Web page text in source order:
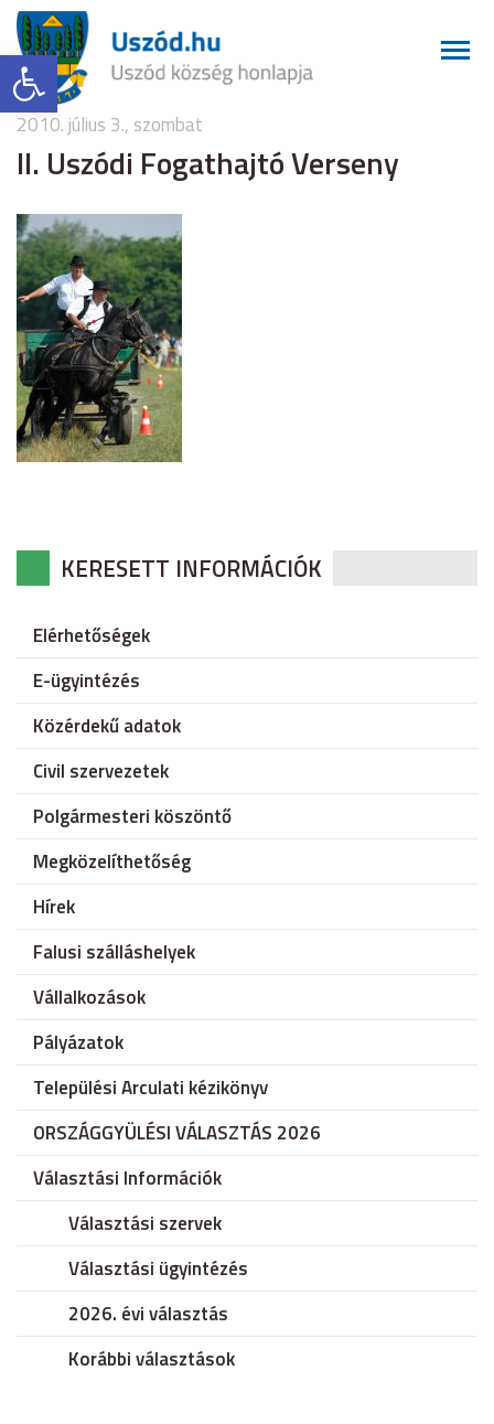
Eszköztár megnyitása
2010. július 3., szombat
II. Uszódi Fogathajtó Verseny
KERESETT INFORMÁCIÓK
Elérhetőségek
E-ügyintézés
Közérdekű adatok
Civil szervezetek
Polgármesteri köszöntő
Megközelíthetőség
Hírek
Falusi szálláshelyek
Vállalkozások
Pályázatok
Települési Arculati kézikönyv
ORSZÁGGYÜLÉSI VÁLASZTÁS 2026
Választási Információk
Választási szervek
Választási ügyintézés
2026. évi választás
Korábbi választások